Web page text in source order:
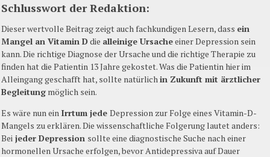
Schlusswort der Redaktion:
Dieser wertvolle Beitrag zeigt auch fachkundigen Lesern, dass ein
Mangel an Vitamin Ddie alleinige Ursacheeiner Depression sein
kann. Die richtige Diagnose der Ursache und die richtige Therapie zu
finden hat die Patientin 13 Jahre gekostet. Was die Patientin hier im
Alleingang geschafft hat, sollte natürlichin Zukunft mit ärztlicher
Begleitung möglich sein.
Es wäre nun ein Irrtum jede Depression zur Folge eines Vitamin-D-
Mangels zu erklären. Die wissenschaftliche Folgerung lautet anders:
Bei jeder Depression sollte eine diagnostische Suche nach einer
hormonellen Ursache erfolgen, bevor Antidepressiva auf Dauer